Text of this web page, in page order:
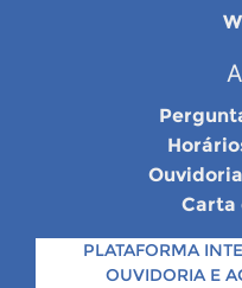
Carta
PLATAFORMA
OUVIDORIA E